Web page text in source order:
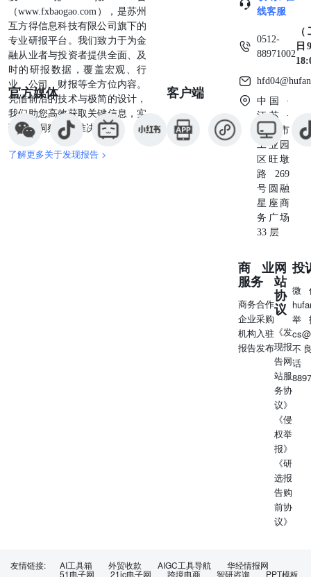
基本要素跟踪，私募发行条款发行过程可能有更改，请以最
终募集说明书为准，发行进度请与相关主承销商咨询。 本
周新增项目信息（部分项目因合规原因未予列示）：暂无。
风险提示 项目获批进度不及预期，经济增速下滑。 证券分
析师：王艺熹（S0980522100006）、董德志
（S0980513100001）联系人：吴越 固定收益周报:超长债
周报-超长债交投活跃度小幅回落 超长债复盘：12月PMI继
续下滑至49，央行公告12月PSL新增3500亿，债市总体上
涨，超长债继续大涨。成交方面，本周超长债交投活跃度较
上周小幅回落，但交投依然非常活跃。利差方面，本周超长
债期限利差小幅走阔，品种利差基本不变。 超长债投资展
望： 30年国债：截至1月5日，30年国债和10年国债利差为
29BP，处于历史极低位置。11月通缩加剧， 12月PMI进一
步下滑至49，投资者经济预期悲观。考虑到稳增长依然是当
前经济工作重点，1万亿特别国债财政政策发力，PSL也再
度放量，我们认为经济改善可期，10年期国债利率有上行压
力。当前30 年国债期限利差极低，短周期介入30年国债品
国债利差为15BP，处于历史偏低位置。11月通缩加剧，12
月PMI进一步下滑至49，投资者经济预期悲观。考虑到稳增
长依然是当前经济工作重点，1万亿特别国债财政政策发
力，PSL也再度放量，我们认为经济改善可期，10年期国债
利率有上行压力。当前20年国开债品种利差偏低，短周期介
入20年国开债品种需谨慎。 一级发行：本周超长债发行量
处于极低水平。和上周相比，超长债总发行量明显下降。成
交量：本周超长债交投非常活跃。和上周相比，本周超长债
交投活跃度小幅回落。 收益率：12月PMI继续下滑至49，
央行公告12月PSL新增3500亿，债市总体上涨，超长债继续
大涨。 利差分析：本周超长债期限利差小幅走阔，绝对水
平极低。本周超长债品种利差基本不变，绝对水平偏低。
风险提示：政策调整滞后，经济增速下滑。 证券分析师：
赵婧（S0980513080004）、董德志（S0980513100001）联
系人：陈笑楠 固定收益周报:转债市场周报-市场总体情绪
较差，转债择券仍可积极 上周市场焦点（1月2日-1月5日）
股市方面，市场节后情绪低迷，上周沪指、深成指、创业板
指分别累跌1.54%、4.29%、6.12%，其中沪指仅周三出现微
涨，深成指、创业板指连续四日一路下跌，北向资金周内净
污染防治板块拉升，中核集团牵头成立可控核聚变创新联合
（www.fxbaogao.com），是苏州
互方得信息科技有限公司旗下的
专业研报平台。我们致力于为金
融从业者与投资者提供全面、及
时的研报数据，覆盖宏观、行
业、公司、财报等全方位内容。
凭借前沿的技术与极简的设计，
我们助您高效获取关键信息，实
现深度洞察与精准决策。
了解更多关于发现报告 >
官方媒体 客户端
线客服
0512-
88971002
日
中国 ·
江苏 ·
苏州市
工业园
区旺墩
路269
号圆融
星座商
务广场
33 层
商业
服务
商务合作
企业采购
机构入驻
报告发布
网
站
协
议
《发
现报
告网
站服
务协
议》
《侵
权举
报》
《研
选报
告购
前协
议》
投
微
举
不
友情链接: AI工具箱 外贸收款 AIGC工具导航 华经情报网
51电子网 21ic电子网 跨境电商 智研咨询 PPT模板